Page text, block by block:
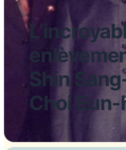
Shin
Choi